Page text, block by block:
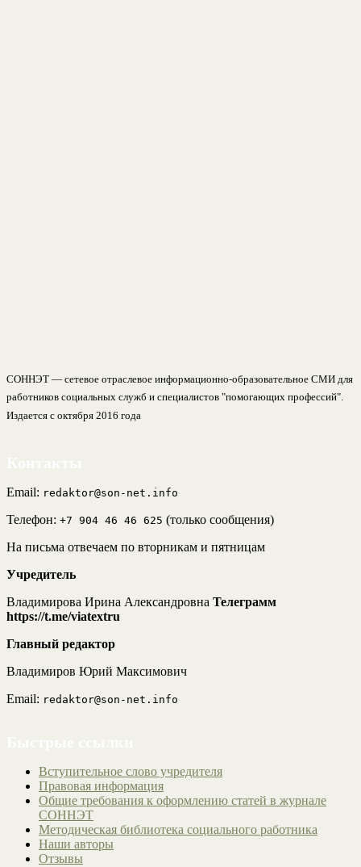
СОННЭТ — сетевое отраслевое информационно-образовательное СМИ для
работников социальных служб и специалистов "помогающих профессий".
Издается с октября 2016 года
Email: redaktor@son-net.info
Телефон: +7 904 46 46 625 (только сообщения)
На письма отвечаем по вторникам и пятницам
Учредитель
Владимирова Ирина Александровна Телеграмм
https://t.me/viatextru
Главный редактор
Владимиров Юрий Максимович
Email: redaktor@son-net.info
Вступительное слово учредителя
Правовая информация
Общие требования к оформлению статей в журнале
СОННЭТ
Методическая библиотека социального работника
Наши авторы
Отзывы